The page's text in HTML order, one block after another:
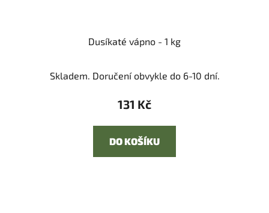
Dusíkaté vápno - 1 kg
Skladem. Doručení obvykle do 6-10 dní.
131 Kč
DO KOŠÍKU